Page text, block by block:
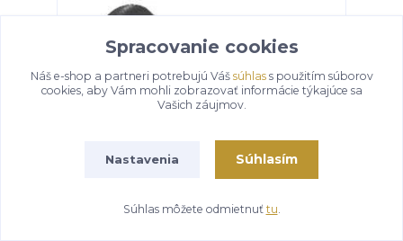
Záslepka AD 22
Spracovanie cookies
Náš e-shop a partneri potrebujú Váš súhlass použitím súborov
cookies, aby Vám mohli zobrazovať informácie týkajúce sa
Vašich záujmov.
Nastavenia Súhlasím
Súhlas môžete odmietnuť tu